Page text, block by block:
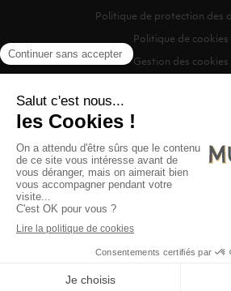
Politique de protection des
Politique de cookies
Gestion des cookies
©2026 Munhowen Drinx / Tous
Digitalised by
MENU